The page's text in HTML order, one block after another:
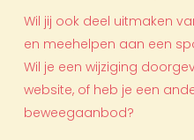
Wil jij ook deel uitmaken
en meehelpen aan een
Wil je een wijziging
website, of heb je een
beweegaanbod?